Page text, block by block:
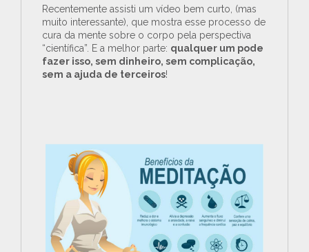
Recentemente assisti um vídeo bem curto, (mas
muito interessante), que mostra esse processo de
cura da mente sobre o corpo pela perspectiva
“científica”. E a melhor parte: qualquer um pode
fazer isso, sem dinheiro, sem complicação,
sem a ajuda de terceiros!